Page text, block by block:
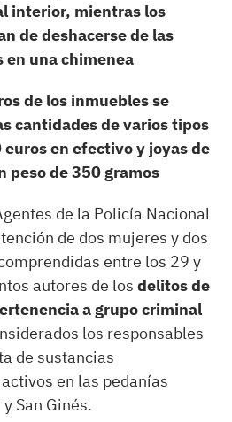
interior, mientras los
de deshacerse de las
en una chimenea
de los inmuebles se
cantidades de varios tipos
en efectivo y joyas de
peso de 350 gramos
de la Policía Nacional
de dos mujeres y dos
entre los 29 y
autores de los delitos de
a grupo criminal
los responsables
de sustancias
en las pedanías
San Ginés.